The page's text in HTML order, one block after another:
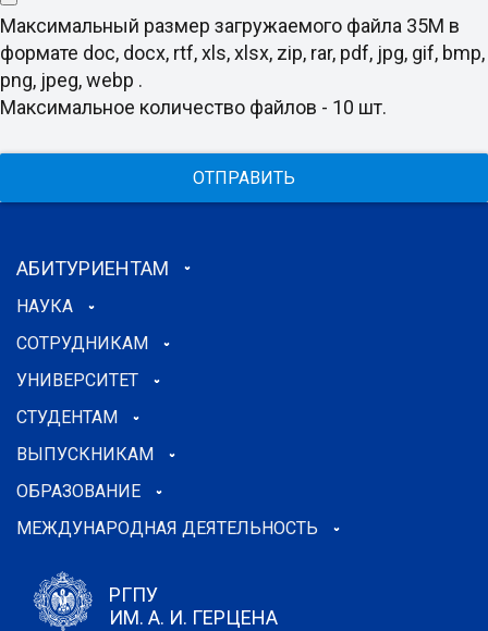
Максимальный размер загружаемого файла 35M в
формате doc, docx, rtf, xls, xlsx, zip, rar, pdf, jpg, gif, bmp,
png, jpeg, webp .
Максимальное количество файлов - 10 шт.
ОТПРАВИТЬ
АБИТУРИЕНТАМ
НАУКА
СОТРУДНИКАМ
УНИВЕРСИТЕТ
СТУДЕНТАМ
ВЫПУСКНИКАМ
ОБРАЗОВАНИЕ
МЕЖДУНАРОДНАЯ ДЕЯТЕЛЬНОСТЬ
РГПУ
ИМ. А. И. ГЕРЦЕНА